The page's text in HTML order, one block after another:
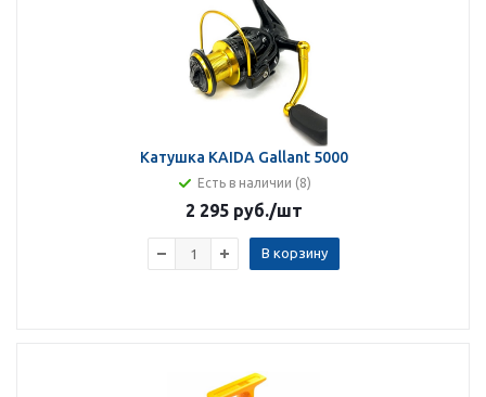
Катушка KAIDA Gallant 5000
Есть в наличии (8)
2 295 руб./шт
В корзину